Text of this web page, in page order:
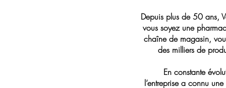
Depuis plus de 50 ans,
vous soyez une
chaîne de magasin,
des milliers de
En constante
l’entreprise a connu